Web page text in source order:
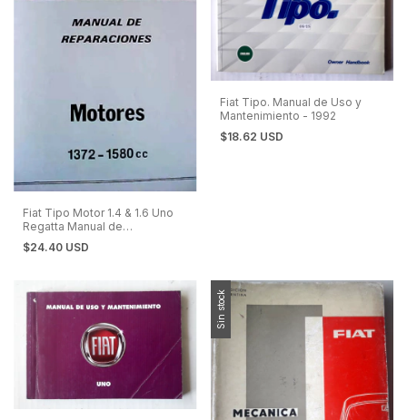
Fiat Tipo Motor 1.4 & 1.6 Uno
Regatta Manual de
Reparaciones
$24.40 USD
Fiat Tipo. Manual de Uso y
Mantenimiento - 1992
$18.62 USD
Sin stock